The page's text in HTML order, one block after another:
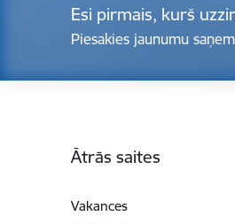
Esi pirmais, kurš
Piesakies jaunumu
Ātrās saites
Vakances